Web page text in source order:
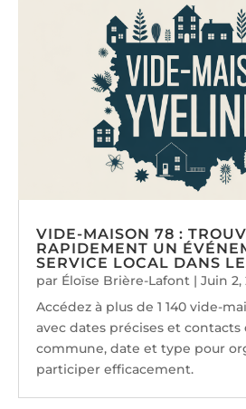
VIDE-MAISON 78 :
RAPIDEMENT UN
SERVICE LOCAL DANS
par Éloïse Brière-Lafont |Juin 2,
Accédez à plus de 1 140 vide-
avec dates précises et
commune, date et type pour
participer efficacement.